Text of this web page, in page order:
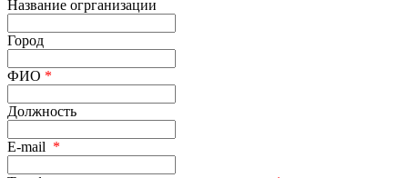
Название огрганизации
Город
ФИО *
Должность
E-mail *